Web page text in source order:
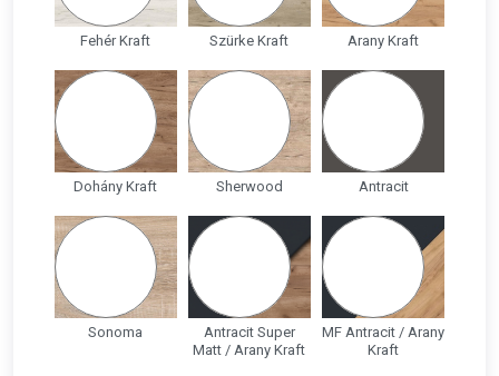
Fehér Kraft Szürke Kraft Arany Kraft
Dohány Kraft Sherwood Antracit
Sonoma
Antracit Super
Matt / Arany Kraft
MF Antracit / Arany
Kraft